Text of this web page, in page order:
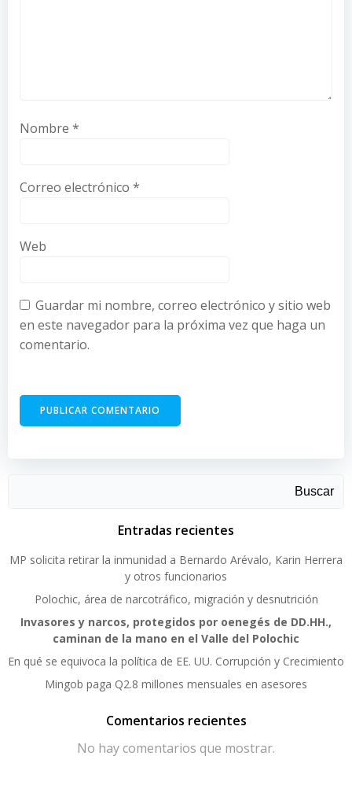
Nombre *
Correo electrónico *
Web
Guardar mi nombre, correo electrónico y sitio web
en este navegador para la próxima vez que haga un
comentario.
Buscar
Entradas recientes
MP solicita retirar la inmunidad a Bernardo Arévalo, Karin Herrera
y otros funcionarios
Polochic, área de narcotráfico, migración y desnutrición
Invasores y narcos, protegidos por oenegés de DD.HH.,
caminan de la mano en el Valle del Polochic
En qué se equivoca la política de EE. UU. Corrupción y Crecimiento
Mingob paga Q2.8 millones mensuales en asesores
Comentarios recientes
No hay comentarios que mostrar.